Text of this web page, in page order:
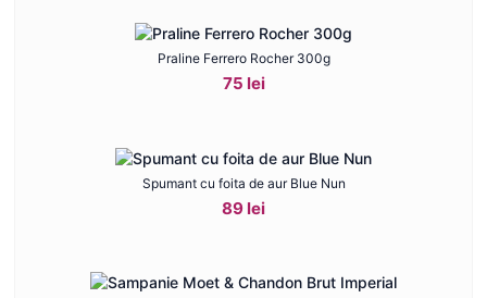
Praline Ferrero Rocher 300g
75 lei
Spumant cu foita de aur Blue Nun
89 lei